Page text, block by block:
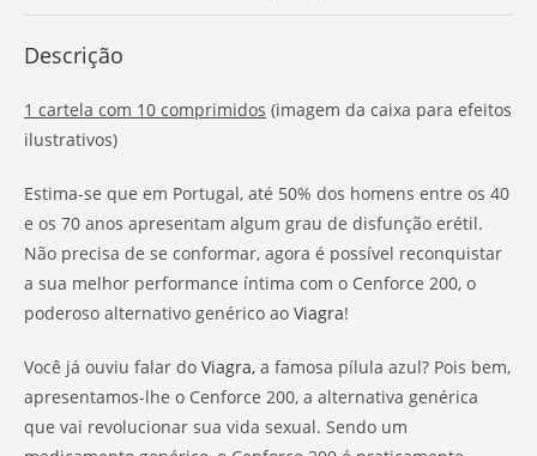
Descrição
1 cartela com 10 comprimidos (imagem da caixa para efeitos
ilustrativos)
Estima-se que em Portugal, até 50% dos homens entre os 40
e os 70 anos apresentam algum grau de disfunção erétil.
Não precisa de se conformar, agora é possível reconquistar
a sua melhor performance íntima com o Cenforce 200, o
poderoso alternativo genérico ao Viagra!
Você já ouviu falar do Viagra, a famosa pílula azul? Pois bem,
apresentamos-lhe o Cenforce 200, a alternativa genérica
que vai revolucionar sua vida sexual. Sendo um